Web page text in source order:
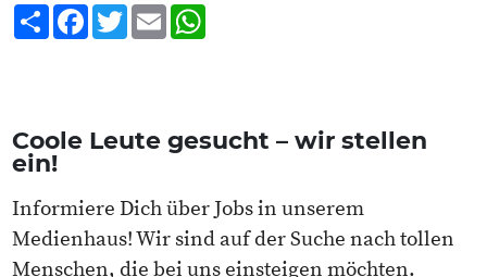
TeilenFacebook
Twitter
EmailWhatsApp
Coole Leute gesucht – wir stellen
ein!
Informiere Dich über Jobs in unserem
Medienhaus! Wir sind auf der Suche nach tollen
Menschen, die bei uns einsteigen möchten.